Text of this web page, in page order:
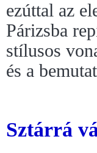
ezúttal az
Párizsba
stílusos
és a
Sztárrá